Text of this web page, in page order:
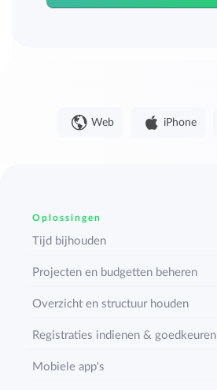
Web iPhone
Oplossingen
Tijd bijhouden
Projecten en budgetten beheren
Overzicht en structuur houden
Registraties indienen & goedkeuren
Mobiele app's